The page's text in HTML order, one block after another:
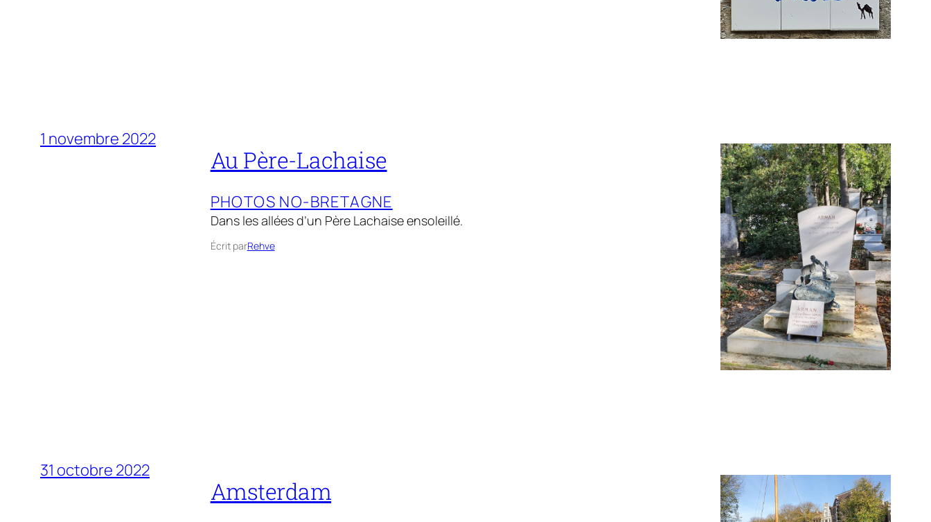
1 novembre 2022
Au Père-Lachaise
PHOTOS NO-BRETAGNE
Dans les allées d’un Père Lachaise ensoleillé.
Écrit parRehve
31 octobre 2022
Amsterdam